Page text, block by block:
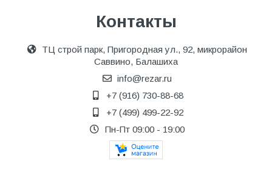
Контакты
ТЦ строй парк, Пригородная ул., 92, микрорайон
Саввино, Балашиха
info@rezar.ru
+7 (916) 730-88-68
+7 (499) 499-22-92
Пн-Пт 09:00 - 19:00